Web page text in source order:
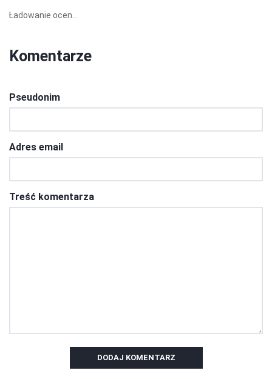
Ładowanie ocen...
Komentarze
Pseudonim
Adres email
Treść komentarza
DODAJ KOMENTARZ